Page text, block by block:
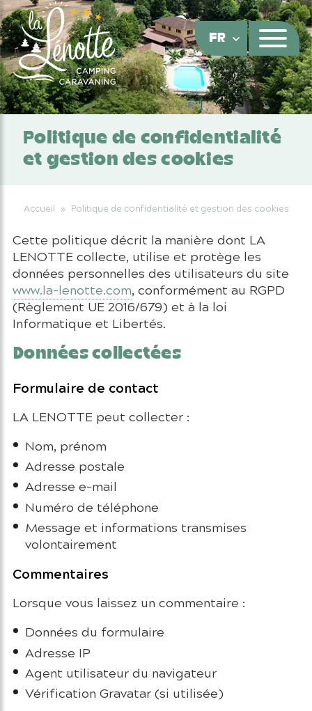
FR
Politique de confidentialité
et gestion des cookies
Accueil » Politique de confidentialité et gestion des cookies
Cette politique décrit la manière dont LA
LENOTTE collecte, utilise et protège les
données personnelles des utilisateurs du site
www.la-lenotte.com, conformément au RGPD
(Règlement UE 2016/679) et à la loi
Informatique et Libertés.
Données collectées
Formulaire de contact
LA LENOTTE peut collecter :
Nom, prénom
Adresse postale
Adresse e-mail
Numéro de téléphone
Message et informations transmises
volontairement
Commentaires
Lorsque vous laissez un commentaire :
Données du formulaire
Adresse IP
Agent utilisateur du navigateur
Vérification Gravatar (si utilisée)
Panneau de gestion des cookies